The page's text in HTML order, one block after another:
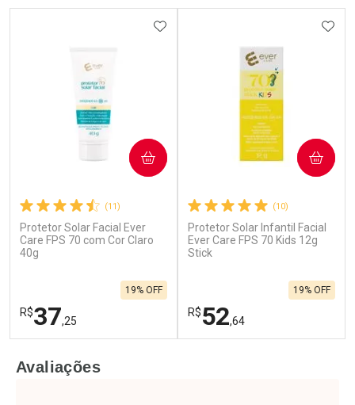
Ativar Desconto
Comprar sem Desconto
Ativar Desconto
Comprar sem Desconto
(11)
Protetor Solar Facial Ever
Care FPS 70 com Cor Claro
40g
R$37,25
19% OFF
ADICIONAR AOS FAVORITOS
COMPRAR
(10)
Protetor Solar Infantil Facial
Ever Care FPS 70 Kids 12g
Stick
R$52,64
19% OFF
COMPRAR
Avaliações